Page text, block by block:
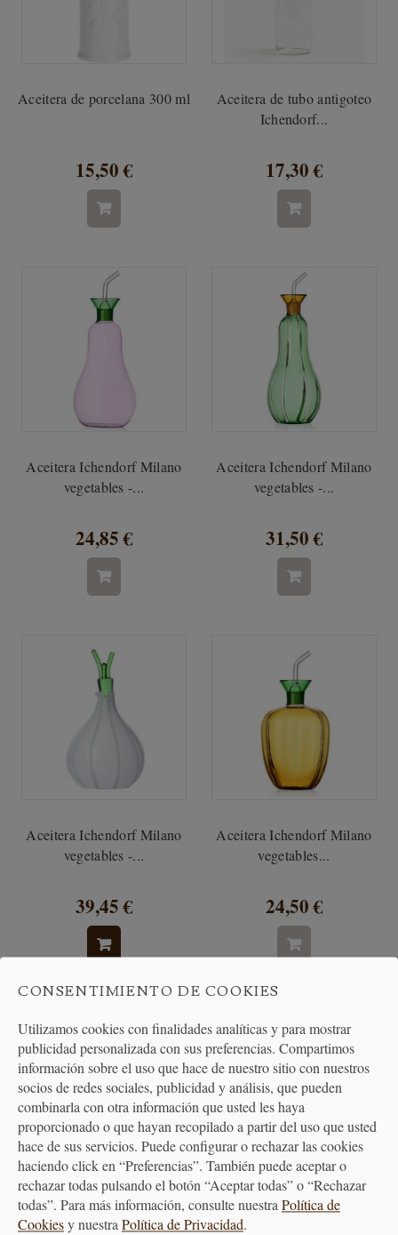
Aceitera de porcelana 300 ml
15,50 €
Aceitera de tubo antigoteo
Ichendorf...
17,30 €
Aceitera Ichendorf Milano
vegetables -...
24,85 €
Aceitera Ichendorf Milano
vegetables -...
31,50 €
Aceitera Ichendorf Milano
vegetables -...
39,45 €
Aceitera Ichendorf Milano
vegetables...
24,50 €
Aceitera tubo antigoteo en
cristal de...
Afilador Horl 3 Cruise
CONSENTIMIENTO DE COOKIES
Utilizamos cookies con finalidades analíticas y para mostrar
publicidad personalizada con sus preferencias. Compartimos
información sobre el uso que hace de nuestro sitio con nuestros
socios de redes sociales, publicidad y análisis, que pueden
combinarla con otra información que usted les haya
proporcionado o que hayan recopilado a partir del uso que usted
hace de sus servicios. Puede configurar o rechazar las cookies
haciendo click en “Preferencias”. También puede aceptar o
rechazar todas pulsando el botón “Aceptar todas” o “Rechazar
todas”. Para más información, consulte nuestra Política de
Cookiesy nuestra Política de Privacidad.